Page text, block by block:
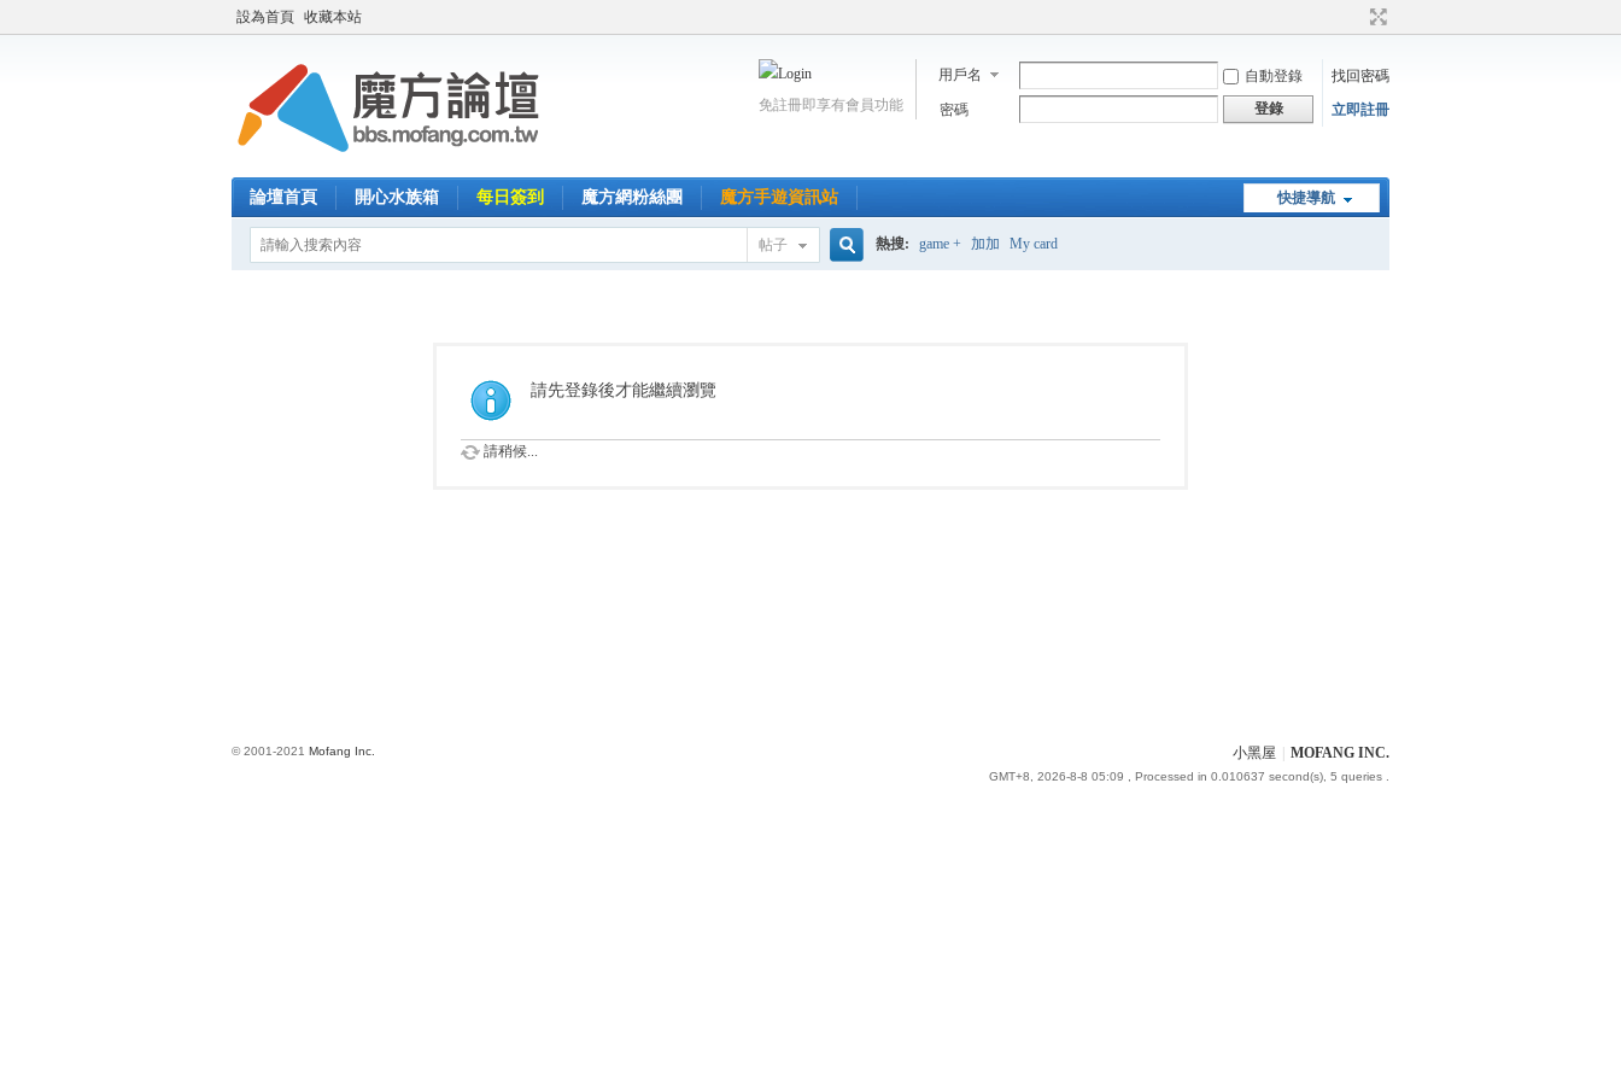
設為首頁 收藏本站
用戶名 自動登錄
找回密碼
密碼
登錄 立即註冊
免註冊即享有會員功能
快捷導航
論壇首頁 開心水族箱 每日簽到 魔方網粉絲團 魔方手遊資訊站
帖子 熱搜: game + 加加 My card
請先登錄後才能繼續瀏覽
請稍候...
小黑屋 MOFANG INC.
GMT+8, 2026-8-8 05:09 , Processed in 0.010637 second(s), 5 queries .
© 2001-2021 Mofang Inc.